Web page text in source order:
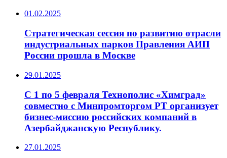
01.02.2025
Стратегическая сессия по развитию отрасли
индустриальных парков Правления АИП
России прошла в Москве
29.01.2025
С 1 по 5 февраля Технополис «Химград»
совместно с Минпромторгом РТ организует
бизнес-миссию российских компаний в
Азербайджанскую Республику.
27.01.2025